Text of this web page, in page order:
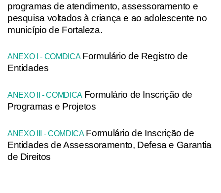
programas de atendimento, assessoramento e
pesquisa voltados à criança e ao adolescente no
município de Fortaleza.
ANEXO I - COMDICA Formulário de Registro de
Entidades
ANEXO II - COMDICA Formulário de Inscrição de
Programas e Projetos
ANEXO III - COMDICA Formulário de Inscrição de
Entidades de Assessoramento, Defesa e Garantia
de Direitos